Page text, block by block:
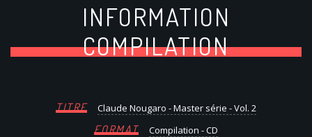
INFORMATION
COMPILATION
TITRE Claude Nougaro - Master série - Vol. 2
FORMAT Compilation - CD